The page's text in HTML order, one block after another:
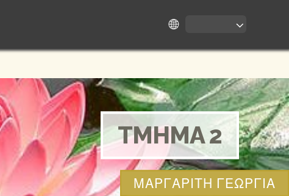
TMHMA 2
ΜΑΡΓΑΡΙΤΗ ΓΕΩΡΓΙΑ